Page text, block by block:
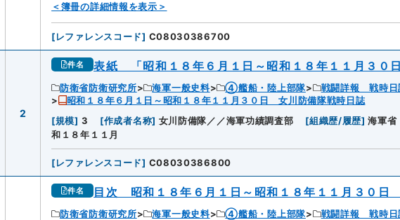
＜簿冊の詳細情報を表示＞
[レファレンスコード] C08030386700
2
件名 表紙 「昭和１８年６月１日～昭和１８年１１月３０
防衛省防衛研究所 海軍一般史料 ④艦船・陸上部隊 戦闘詳報 戦時日
昭和１８年６月１日～昭和１８年１１月３０日 女川防備隊戦時日誌
[規模] 3 [作成者名称] 女川防備隊／／海軍功績調査部 [組織歴/履歴] 海軍省
和１８年１１月
[レファレンスコード] C08030386800
件名 目次 昭和１８年６月１日～昭和１８年１１月３０日
防衛省防衛研究所 海軍一般史料 ④艦船・陸上部隊 戦闘詳報 戦時日